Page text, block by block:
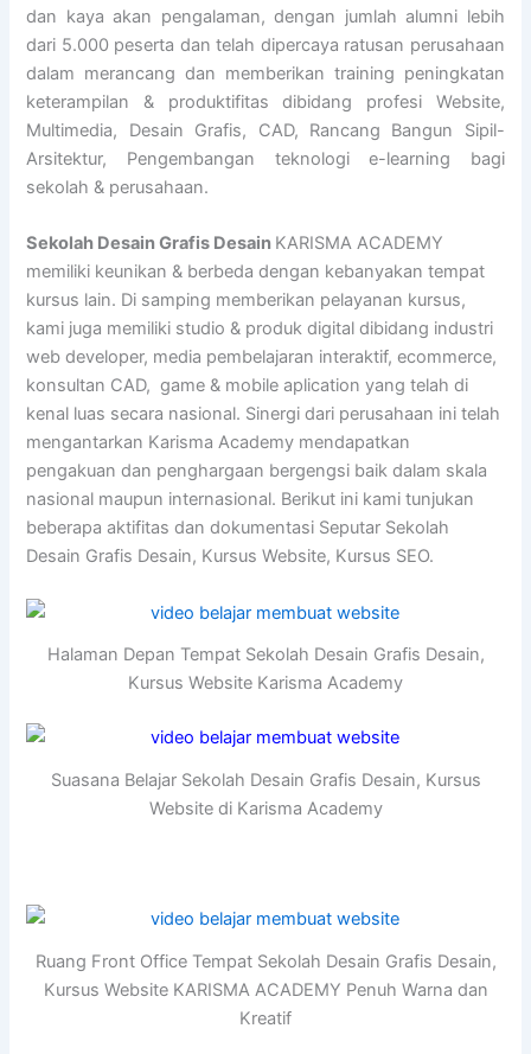
dan kaya akan pengalaman, dengan jumlah alumni lebih
dari 5.000 peserta dan telah dipercaya ratusan perusahaan
dalam merancang dan memberikan training peningkatan
keterampilan & produktifitas dibidang profesi Website,
Multimedia, Desain Grafis, CAD, Rancang Bangun Sipil-
Arsitektur, Pengembangan teknologi e-learning bagi
sekolah & perusahaan.
Sekolah Desain Grafis Desain KARISMA ACADEMY
memiliki keunikan & berbeda dengan kebanyakan tempat
kursus lain. Di samping memberikan pelayanan kursus,
kami juga memiliki studio & produk digital dibidang industri
web developer, media pembelajaran interaktif, ecommerce,
konsultan CAD, game & mobile aplication yang telah di
kenal luas secara nasional. Sinergi dari perusahaan ini telah
mengantarkan Karisma Academy mendapatkan
pengakuan dan penghargaan bergengsi baik dalam skala
nasional maupun internasional. Berikut ini kami tunjukan
beberapa aktifitas dan dokumentasi Seputar Sekolah
Desain Grafis Desain, Kursus Website, Kursus SEO.
Halaman Depan Tempat Sekolah Desain Grafis Desain,
Kursus Website Karisma Academy
Suasana Belajar Sekolah Desain Grafis Desain, Kursus
Website di Karisma Academy
Ruang Front Office Tempat Sekolah Desain Grafis Desain,
Kursus Website KARISMA ACADEMY Penuh Warna dan
Kreatif